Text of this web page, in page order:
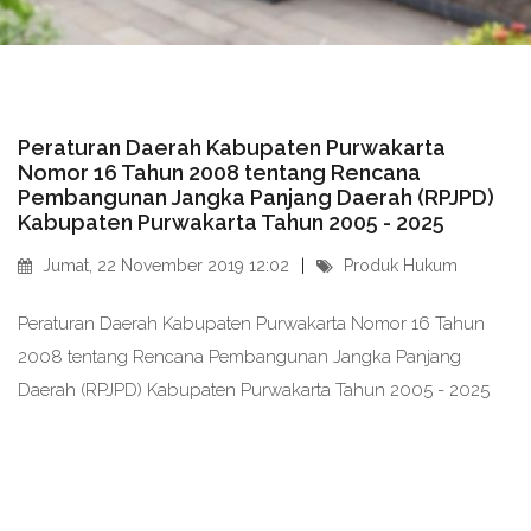
Peraturan Daerah Kabupaten Purwakarta
Nomor 16 Tahun 2008 tentang Rencana
Pembangunan Jangka Panjang Daerah (RPJPD)
Kabupaten Purwakarta Tahun 2005 - 2025
Jumat, 22 November 2019 12:02 Produk Hukum
Peraturan Daerah Kabupaten Purwakarta Nomor 16 Tahun
2008 tentang Rencana Pembangunan Jangka Panjang
Daerah (RPJPD) Kabupaten Purwakarta Tahun 2005 - 2025